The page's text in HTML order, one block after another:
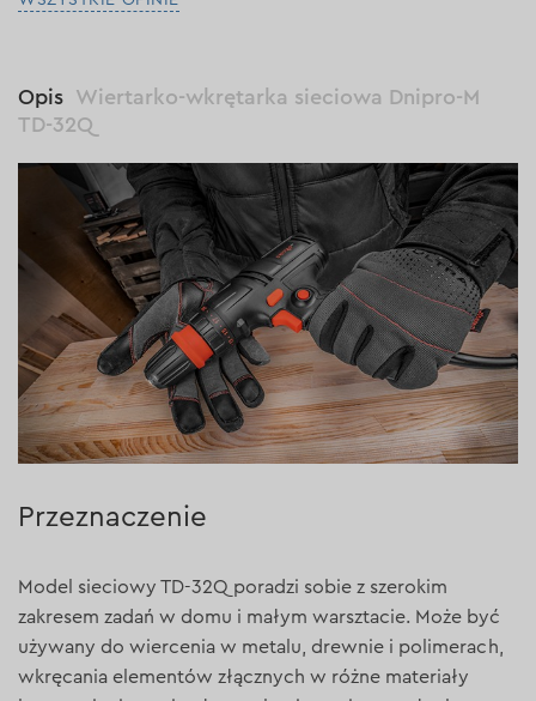
Opis
Wiertarko-wkrętarka sieciowa Dnipro-M
TD-32Q
Przeznaczenie
Model sieciowy TD-32Q poradzi sobie z szerokim
zakresem zadań w domu i małym warsztacie. Może być
używany do wiercenia w metalu, drewnie i polimerach,
wkręcania elementów złącznych w różne materiały